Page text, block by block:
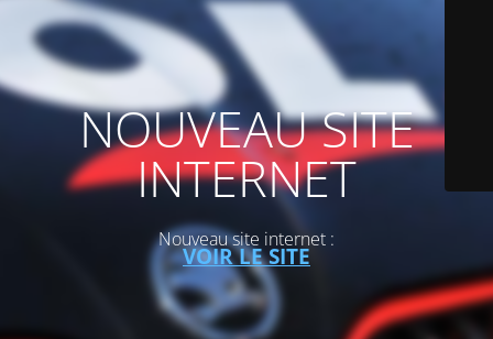
NOUVEAU SITE
INTERNET
Nouveau site internet :
VOIR LE SITE